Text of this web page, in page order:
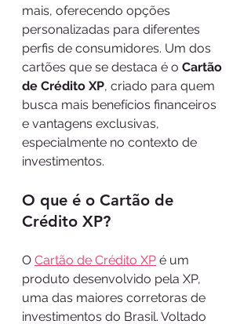
mais, oferecendo opções
personalizadas para diferentes
perfis de consumidores. Um dos
cartões que se destaca é o Cartão
de Crédito XP, criado para quem
busca mais benefícios financeiros
e vantagens exclusivas,
especialmente no contexto de
investimentos.
O que é o Cartão de
Crédito XP?
O Cartão de Crédito XP é um
produto desenvolvido pela XP,
uma das maiores corretoras de
investimentos do Brasil. Voltado